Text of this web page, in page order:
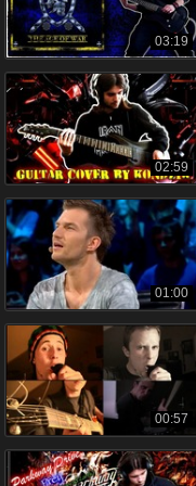
03:19
02:59
01:00
00:57